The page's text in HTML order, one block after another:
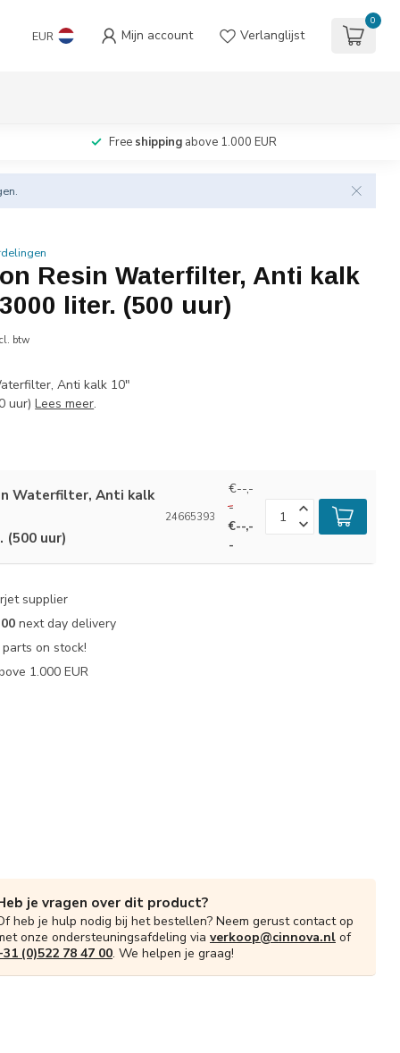
EUR Mijn account Verlanglijst
0
Free shipping above 1.000 EUR
Resin Waterfilter, Anti kalk
liter. (500 uur)
btw
Anti kalk 10"
uur)Lees meer.
Waterfilter, Anti kalk
uur)
24665393
€--,-
-
€--,-
-
supplier
next day delivery
parts on stock!
1.000 EUR
je vragen over dit product?
heb je hulp nodig bij het bestellen? Neem gerust contact op
onze ondersteuningsafdeling via verkoop@cinnova.nl of
(0)522 78 47 00. We helpen je graag!